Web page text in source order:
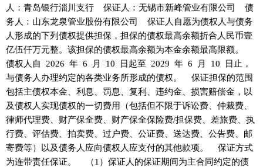
人：青岛银行淄川支行 保证人：无锡市新峰管业有限公司 债
务人：山东龙泉管业股份有限公司 保证人自愿为债权人与债务
人形成的下列债权提供担保，担保的债权最高余额折合人民币壹
亿伍仟万元整。该担保的债权最高余额为本金余额最高限额。
债权人自 2026 年 6 月 10 日起至 2029 年 6 月 10 日止，
与债务人办理约定的各类业务所形成的债权。 保证担保的范围
包括主债权本金、利息、罚息、复利、违约金、损害赔偿金，以
及债权人实现债权的一切费用（包括但不限于诉讼费、仲裁费、
律师代理费、财产保全费、财产保全保险费/担保费、差旅费、执
行费、评估费、拍卖费、过户费、公证费、送达费、公告费、邮
寄费等）以及债务人应向债权人应支付的其他款项。 保证方式
为连带责任保证。 （1）保证人的保证期间为主合同约定的债